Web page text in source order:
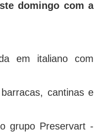
domingo com a
em italiano com
cantinas e
grupo Preservart -